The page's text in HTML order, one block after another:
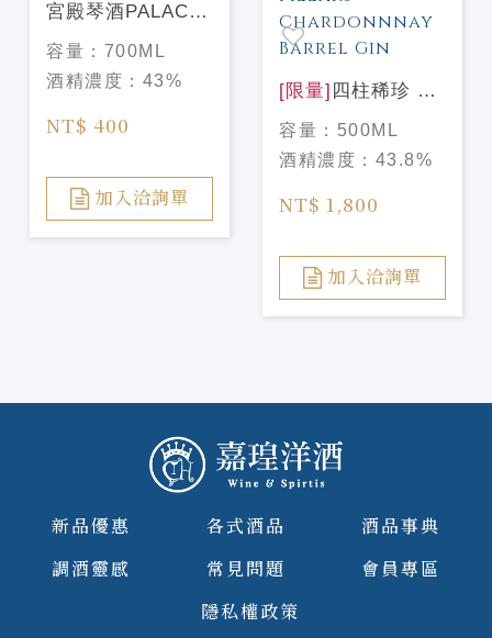
宮殿琴酒PALACE
GIN- Classic
容量： 700ML
酒精濃度： 43%
NT$ 400
加入洽詢單
[限量] 四柱稀珍 限
量 夏多內桶 琴酒
Four Pillars
Chardonnnay
Barrel Gin
容量： 500ML
酒精濃度： 43.8%
NT$ 1,800
加入洽詢單
新品優惠 各式酒品
酒品事典
調酒靈感
常見問題
會員專區
隱私權政策